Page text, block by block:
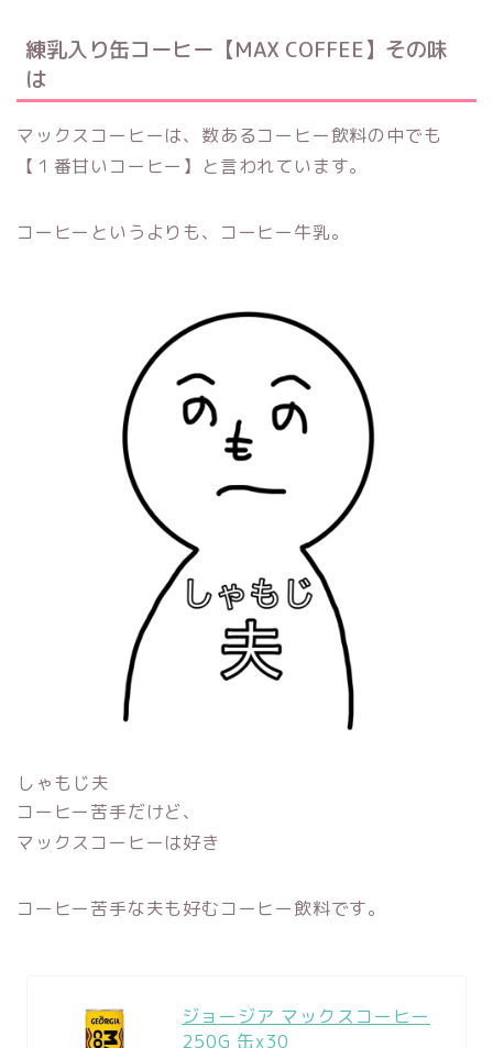
練乳入り缶コーヒー【MAX COFFEE】その味
は
マックスコーヒーは、数あるコーヒー飲料の中でも
【１番甘いコーヒー】と言われています。
コーヒーというよりも、コーヒー牛乳。
しゃもじ夫
コーヒー苦手だけど、
マックスコーヒーは好き
コーヒー苦手な夫も好むコーヒー飲料です。
ジョージア マックスコーヒー
250G 缶x30